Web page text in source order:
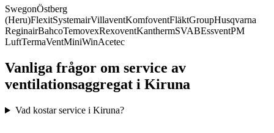
SwegonÖstberg
(Heru)FlexitSystemairVillaventKomfoventFläktGroupHusqvarna
ReginairBahcoTemovexRexoventKanthermSVABEssventPM
LuftTermaVentMiniWinAcetec
Vanliga frågor om service av
ventilationsaggregat i Kiruna
Vad kostar service i Kiruna?